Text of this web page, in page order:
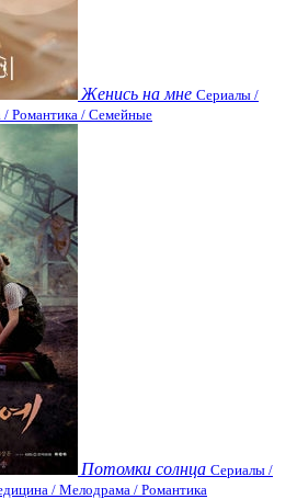
Женись на мне Сериалы /
Романтика / Семейные
Потомки солнца Сериалы /
/ Мелодрама / Романтика